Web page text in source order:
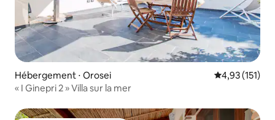
Hébergement ⋅ Orosei Évaluation
4,93 (151)
« I Ginepri 2 » Villa sur la mer